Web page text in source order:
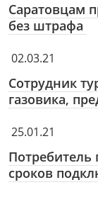
Саратовцам
без штрафа
02.03.21
Сотрудник
газовика,
25.01.21
Потребитель
сроков